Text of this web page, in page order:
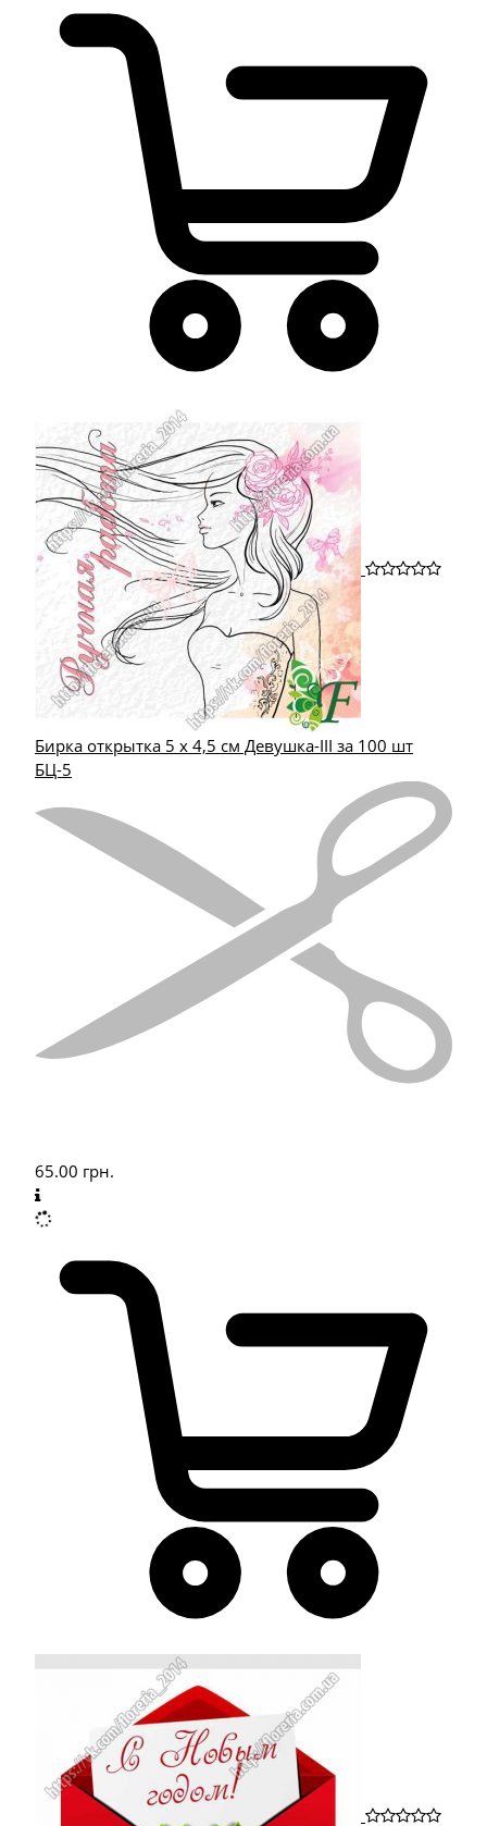
Бирка открытка 5 х 4,5 см Девушка-III за 100 шт
БЦ-5
65.00 грн.